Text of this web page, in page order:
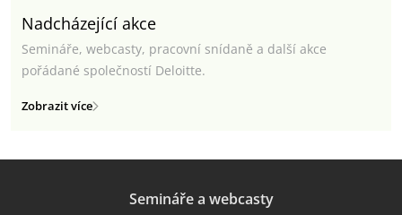
Nadcházející akce
Semináře, webcasty, pracovní snídaně a další akce
pořádané společností Deloitte.
Zobrazit více
Semináře a webcasty